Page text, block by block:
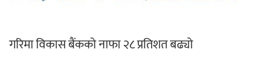
गरिमा विकास बैंकको नाफा २८ प्रतिशत बढ्यो